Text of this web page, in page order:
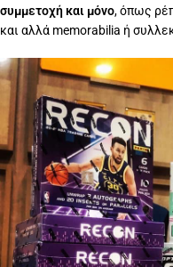
συμμετοχή και μόνο, όπως
και αλλά memorabilia ή